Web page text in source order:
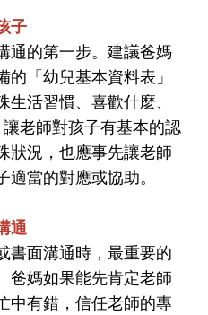
子
通的第一步。建議爸媽
「幼兒基本資料表」
活習慣、喜歡什麼、
老師對孩子有基本的認
狀況，也應事先讓老師
當的對應或協助。
通
書面溝通時，最重要的
爸媽如果能先肯定老師
中有錯，信任老師的專